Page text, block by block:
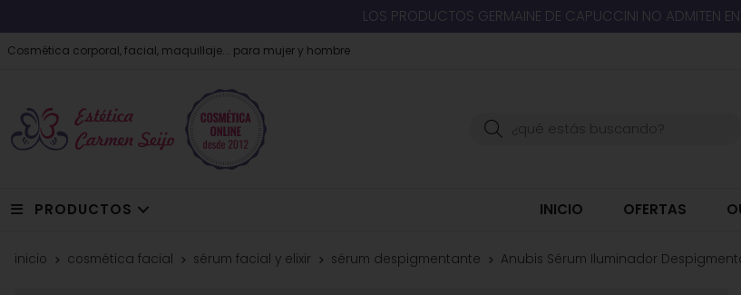
LOS PRODUCTOS GERMAINE DE CAPUCCINI NO ADMITEN
Cosmética corporal, facial, maquillaje... para mujer y hombre
Buscar
PRODUCTOS INICIO OFERTAS
inicio cosmética facial sérum facial y elixir sérum despigmentante Anubis Sérum Iluminador